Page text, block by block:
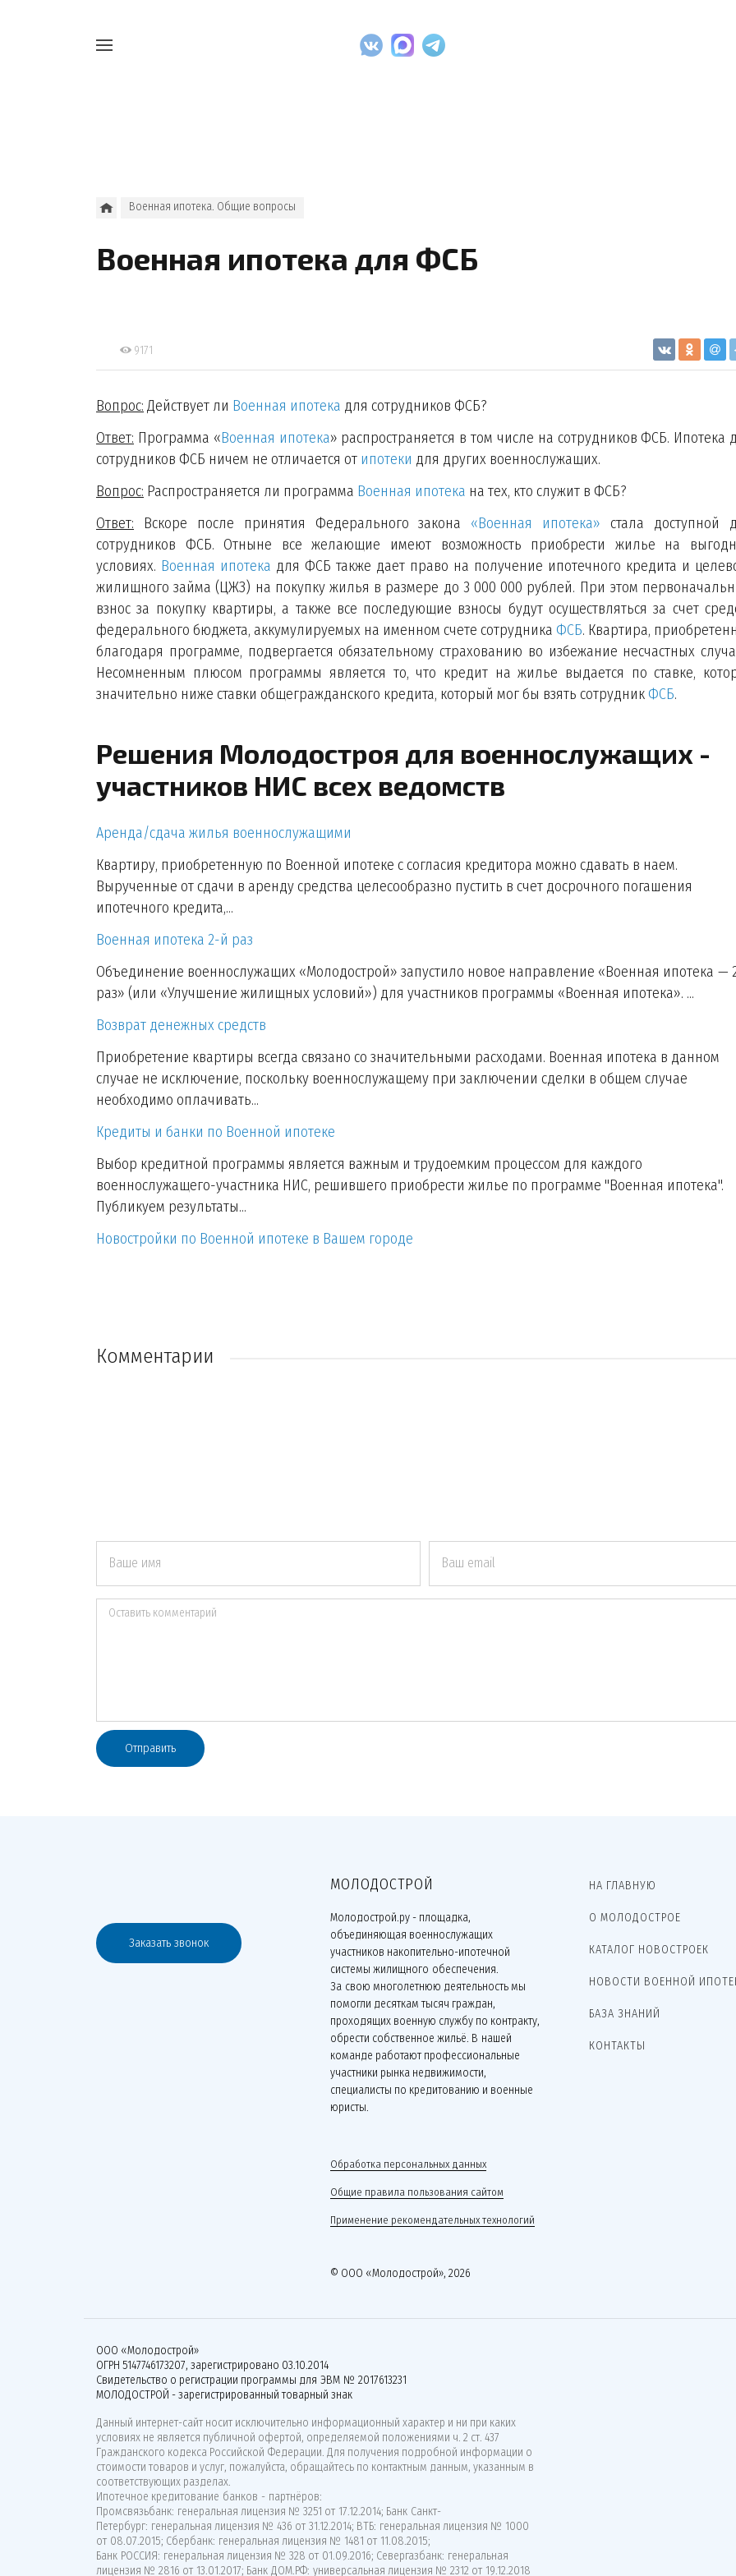
Военная ипотека. Общие вопросы
Военная ипотека для ФСБ
9171
Вопрос: Действует ли Военная ипотека для сотрудников ФСБ?
Ответ: Программа «Военная ипотека» распространяется в том числе на сотрудников ФСБ. Ипотека
сотрудников ФСБ ничем не отличается от ипотеки для других военнослужащих.
Вопрос: Распространяется ли программа Военная ипотека на тех, кто служит в ФСБ?
Ответ: Вскоре после принятия Федерального закона «Военная ипотека» стала доступной
сотрудников ФСБ. Отныне все желающие имеют возможность приобрести жилье на
условиях. Военная ипотека для ФСБ также дает право на получение ипотечного кредита и
жилищного займа (ЦЖЗ) на покупку жилья в размере до 3 000 000 рублей. При этом
взнос за покупку квартиры, а также все последующие взносы будут осуществляться за счет
федерального бюджета, аккумулируемых на именном счете сотрудника ФСБ. Квартира,
благодаря программе, подвергается обязательному страхованию во избежание несчастных
Несомненным плюсом программы является то, что кредит на жилье выдается по ставке,
значительно ниже ставки общегражданского кредита, который мог бы взять сотрудникФСБ.
Решения Молодостроя для военнослужащих -
участников НИС всех ведомств
Аренда/сдача жилья военнослужащими
Квартиру, приобретенную по Военной ипотеке с согласия кредитора можно сдавать в наем.
Вырученные от сдачи в аренду средства целесообразно пустить в счет досрочного погашения
ипотечного кредита,...
Военная ипотека 2-й раз
Объединение военнослужащих «Молодострой» запустило новое направление «Военная ипотека —
раз» (или «Улучшение жилищных условий») для участников программы «Военная ипотека». ...
Возврат денежных средств
Приобретение квартиры всегда связано со значительными расходами. Военная ипотека в данном
случае не исключение, поскольку военнослужащему при заключении сделки в общем случае
необходимо оплачивать...
Кредиты и банки по Военной ипотеке
Выбор кредитной программы является важным и трудоемким процессом для каждого
военнослужащего-участника НИС, решившего приобрести жилье по программе "Военная ипотека".
Публикуем результаты...
Новостройки по Военной ипотеке в Вашем городе
Комментарии
Ваше имя Ваш email
Оставить комментарий
Отправить
Заказать звонок
МОЛОДОСТРОЙ
Молодострой.ру - площадка,
объединяющая военнослужащих
участников накопительно-ипотечной
системы жилищного обеспечения.
За свою многолетнюю деятельность мы
помогли десяткам тысяч граждан,
проходящих военную службу по контракту,
обрести собственное жильё. В нашей
команде работают профессиональные
участники рынка недвижимости,
специалисты по кредитованию и военные
юристы.
Обработка персональных данных
Общие правила пользования сайтом
Применение рекомендательных технологий
© ООО «Молодострой», 2026
НА ГЛАВНУЮ
О МОЛОДОСТРОЕ
КАТАЛОГ НОВОСТРОЕК
НОВОСТИ ВОЕННОЙ
БАЗА ЗНАНИЙ
КОНТАКТЫ
ООО «Молодострой»
ОГРН 5147746173207, зарегистрировано 03.10.2014
Свидетельство о регистрации программы для ЭВМ № 2017613231
МОЛОДОСТРОЙ - зарегистрированный товарный знак
Данный интернет-сайт носит исключительно информационный характер и ни при каких
условиях не является публичной офертой, определяемой положениями ч. 2 ст. 437
Гражданского кодекса Российской Федерации. Для получения подробной информации о
стоимости товаров и услуг, пожалуйста, обращайтесь по контактным данным, указанным в
соответствующих разделах.
Ипотечное кредитование банков - партнёров:
Промсвязьбанк: генеральная лицензия № 3251 от 17.12.2014; Банк Санкт-
Петербург: генеральная лицензия № 436 от 31.12.2014; ВТБ: генеральная лицензия № 1000
от 08.07.2015; Сбербанк: генеральная лицензия № 1481 от 11.08.2015;
Банк РОССИЯ: генеральная лицензия № 328 от 01.09.2016; Севергазбанк: генеральная
лицензия № 2816 от 13.01.2017; Банк ДОМ.РФ: универсальная лицензия № 2312 от 19.12.2018